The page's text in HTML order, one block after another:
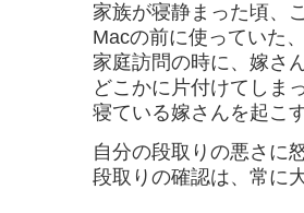
家族が寝静まった頃、
Macの前に使っていた
家庭訪問の時に、嫁さ
どこかに片付けてしま
寝ている嫁さんを起こ
自分の段取りの悪さに
段取りの確認は、常に